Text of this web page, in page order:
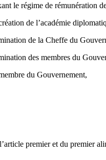
le régime de rémunération
de l’académie
de la Cheffe du
des membres du
du Gouvernement,
premier et du premier